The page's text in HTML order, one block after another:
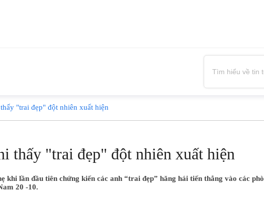
"trai đẹp" đột nhiên xuất hiện
thấy "trai đẹp" đột nhiên xuất hiện
khi lần đầu tiên chứng kiến các anh “trai đẹp” hăng hái tiến thẳng vào các
20 -10.